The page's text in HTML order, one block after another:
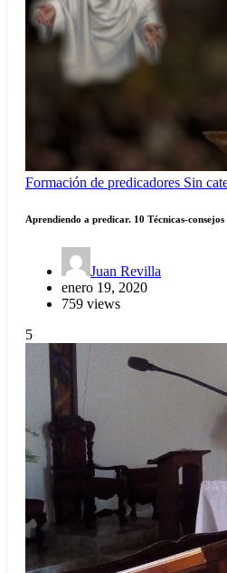
Formación de predicadores Sin
Aprendiendo a predicar. 10 Técnicas-
Juan Revilla
enero 19, 2020
759 views
5